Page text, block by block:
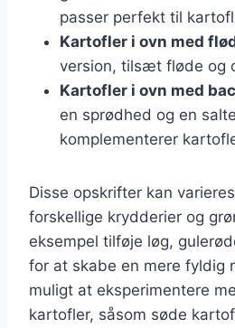
passer perfekt til
Kartofler i ovn med
version, tilsæt fløde og
Kartofler i ovn med
en sprødhed og en
komplementerer
Disse opskrifter kan
forskellige krydderier og
eksempel tilføje løg,
for at skabe en mere fyldig
muligt at eksperimentere
kartofler, såsom søde